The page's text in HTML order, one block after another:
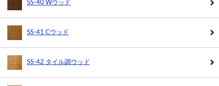
SS-40 Wウッド
SS-41 Cウッド
SS-42 タイル調ウッド